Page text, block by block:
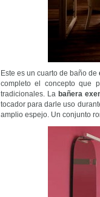
Este es un cuarto de baño de
completo el concepto que
tradicionales. La bañera
tocador para darle uso
amplio espejo. Un conjunto